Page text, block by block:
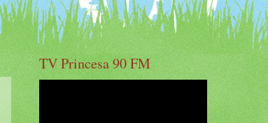
TV Princesa 90 FM